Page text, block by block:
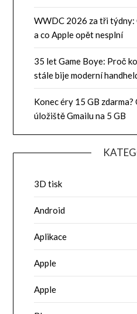
WWDC 2026 za tři týdny:
a co Apple opět nesplní
35 let Game Boye: Proč
stále bije moderní
Konec éry 15 GB
úložiště Gmailu na 5 GB
3D tisk
Android
Aplikace
Apple
Apple